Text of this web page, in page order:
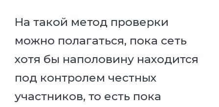
На такой метод проверки
можно полагаться, пока сеть
хотя бы наполовину находится
под контролем честных
участников, то есть пока